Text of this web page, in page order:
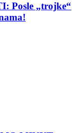
Posle „trojke“